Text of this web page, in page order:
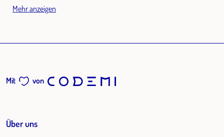
Mehr anzeigen
Mit von
Über uns